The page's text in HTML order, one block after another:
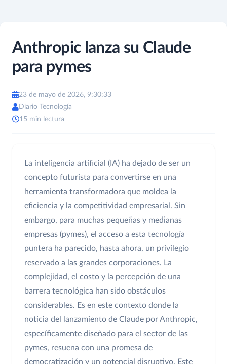
Anthropic lanza su Claude
para pymes
23 de mayo de 2026, 9:30:33
Diario Tecnología
15 min lectura
La inteligencia artificial (IA) ha dejado de ser un
concepto futurista para convertirse en una
herramienta transformadora que moldea la
eficiencia y la competitividad empresarial. Sin
embargo, para muchas pequeñas y medianas
empresas (pymes), el acceso a esta tecnología
puntera ha parecido, hasta ahora, un privilegio
reservado a las grandes corporaciones. La
complejidad, el costo y la percepción de una
barrera tecnológica han sido obstáculos
considerables. Es en este contexto donde la
noticia del lanzamiento de Claude por Anthropic,
específicamente diseñado para el sector de las
pymes, resuena con una promesa de
democratización y un potencial disruptivo. Este